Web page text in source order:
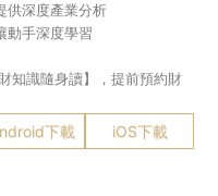
供深度產業分析
動手深度學習
知識隨身讀】，提前預約財
下載 iOS下載